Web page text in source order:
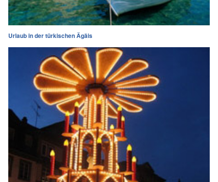
Urlaub in der türkischen Ägäis